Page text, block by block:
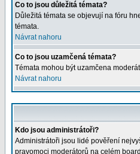
Co to jsou důležitá témata?
Důležitá témata se objevují na fóru
témata.
Návrat nahoru
Co to jsou uzamčená témata?
Témata mohou být uzamčena
Návrat nahoru
Kdo jsou administrátoři?
Administrátoři jsou lidé pověření
pravomoci moderátorů na celém